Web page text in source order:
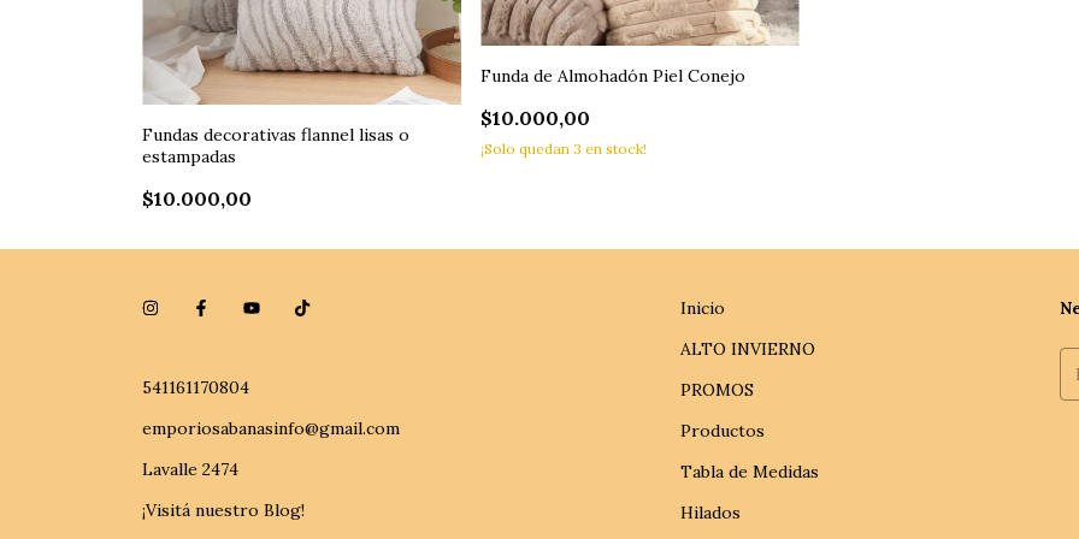
Fundas decorativas flannel lisas o
estampadas
$10.000,00
Funda de Almohadón Piel Conejo
$10.000,00
¡Solo quedan 3 en stock!
541161170804
emporiosabanasinfo@gmail.com
Lavalle 2474
¡Visitá nuestro Blog!
Inicio
ALTO INVIERNO
PROMOS
Productos
Tabla de Medidas
Hilados